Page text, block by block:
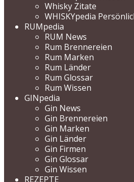
Whisky Zitate
WHISKYpedia
RUMpedia
RUM News
Rum Brennereien
Rum Marken
Rum Länder
Rum Glossar
Rum Wissen
GINpedia
Gin News
Gin Brennereien
Gin Marken
Gin Länder
Gin Firmen
Gin Glossar
Gin Wissen
REZEPTE